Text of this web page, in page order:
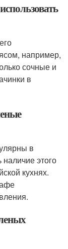
например,
сочные и
в
в
этого
кухнях.